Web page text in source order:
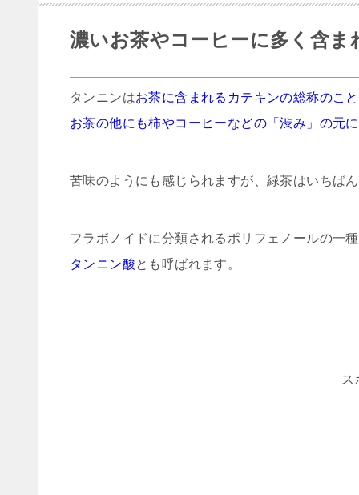
濃いお茶やコーヒーに多く含ま
タンニンはお茶に含まれるカテキンの総称のこ
お茶の他にも柿やコーヒーなどの「渋み」の元
苦味のようにも感じられますが、緑茶はいちば
フラボノイドに分類されるポリフェノールの一
タンニン酸とも呼ばれます。
ス